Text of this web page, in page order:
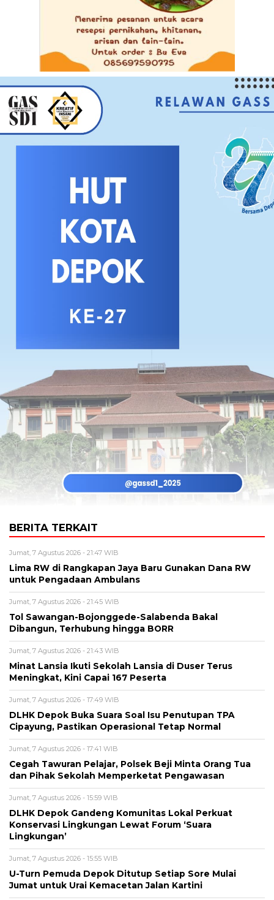
BERITA TERKAIT
Jumat, 7 Agustus 2026 - 21:47 WIB
Lima RW di Rangkapan Jaya Baru Gunakan Dana RW
untuk Pengadaan Ambulans
Jumat, 7 Agustus 2026 - 21:45 WIB
Tol Sawangan-Bojonggede-Salabenda Bakal
Dibangun, Terhubung hingga BORR
Jumat, 7 Agustus 2026 - 21:43 WIB
Minat Lansia Ikuti Sekolah Lansia di Duser Terus
Meningkat, Kini Capai 167 Peserta
Jumat, 7 Agustus 2026 - 17:49 WIB
DLHK Depok Buka Suara Soal Isu Penutupan TPA
Cipayung, Pastikan Operasional Tetap Normal
Jumat, 7 Agustus 2026 - 17:41 WIB
Cegah Tawuran Pelajar, Polsek Beji Minta Orang Tua
dan Pihak Sekolah Memperketat Pengawasan
Jumat, 7 Agustus 2026 - 15:59 WIB
DLHK Depok Gandeng Komunitas Lokal Perkuat
Konservasi Lingkungan Lewat Forum ‘Suara
Lingkungan’
Jumat, 7 Agustus 2026 - 15:55 WIB
U-Turn Pemuda Depok Ditutup Setiap Sore Mulai
Jumat untuk Urai Kemacetan Jalan Kartini